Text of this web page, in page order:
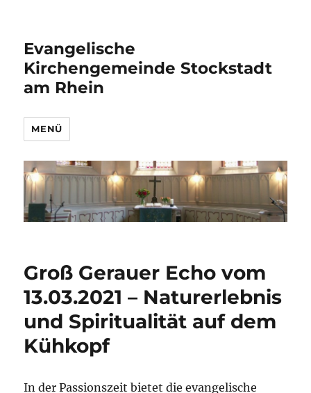
Evangelische
Kirchengemeinde Stockstadt
am Rhein
MENÜ
Groß Gerauer Echo vom
13.03.2021 – Naturerlebnis
und Spiritualität auf dem
Kühkopf
In der Passionszeit bietet die evangelische